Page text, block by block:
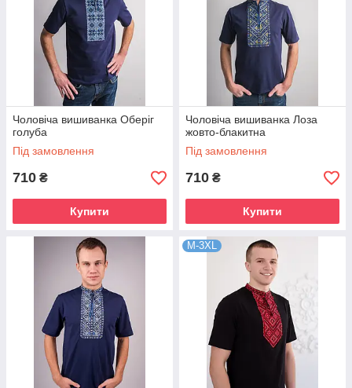
Чоловіча вишиванка Оберіг
голуба
Під замовлення
710 ₴
Купити
Чоловіча вишиванка Лоза
жовто-блакитна
Під замовлення
710 ₴
Купити
M-3XL